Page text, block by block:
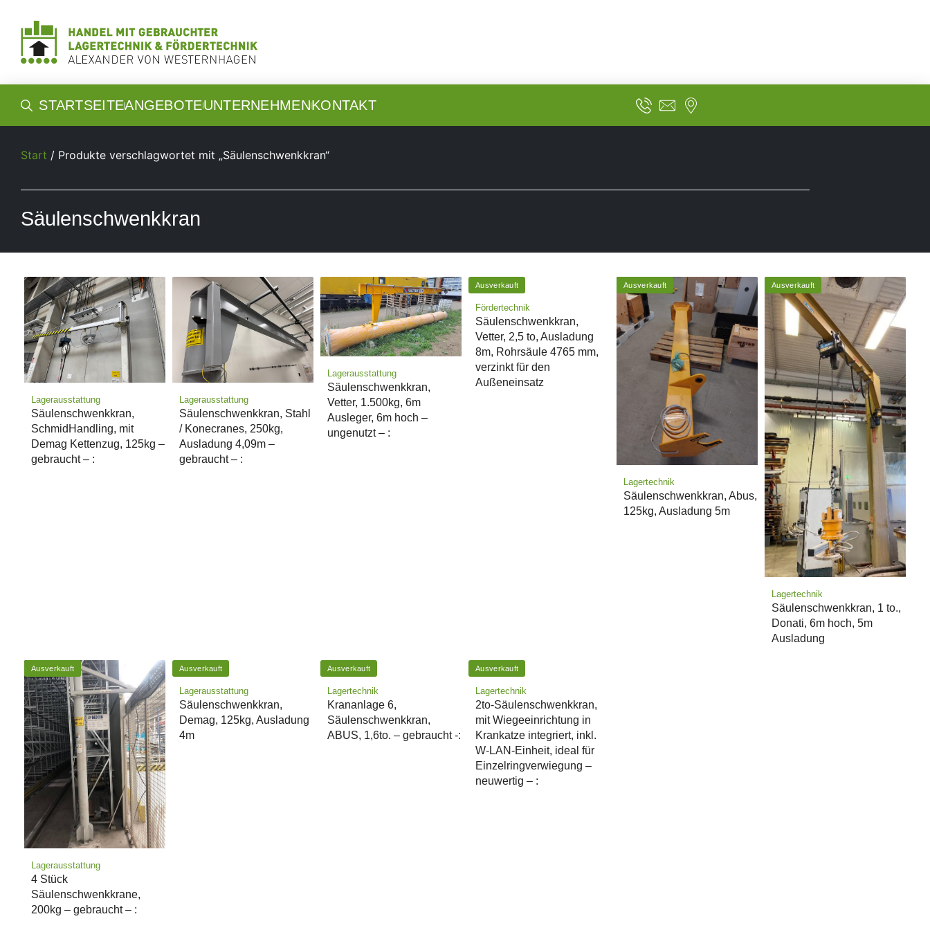
STARTSEITEANGEBOTEUNTERNEHMENKONTAKT
Start / Produkte verschlagwortet mit „Säulenschwenkkran“
Säulenschwenkkran
Lagerausstattung
Säulenschwenkkran,
SchmidHandling, mit
Demag Kettenzug, 125kg –
gebraucht – :
Lagerausstattung
Säulenschwenkkran, Stahl
/ Konecranes, 250kg,
Ausladung 4,09m –
gebraucht – :
Lagerausstattung
Säulenschwenkkran,
Vetter, 1.500kg, 6m
Ausleger, 6m hoch –
ungenutzt – :
Ausverkauft
Fördertechnik
Säulenschwenkkran,
Vetter, 2,5 to, Ausladung
8m, Rohrsäule 4765 mm,
verzinkt für den
Außeneinsatz
Ausverkauft
Lagertechnik
Säulenschwenkkran, Abus,
125kg, Ausladung 5m
Ausverkauft
Lagertechnik
Säulenschwenkkran, 1 to.,
Donati, 6m hoch, 5m
Ausladung
Ausverkauft
Lagerausstattung
4 Stück
Säulenschwenkkrane,
200kg – gebraucht – :
Ausverkauft
Lagerausstattung
Säulenschwenkkran,
Demag, 125kg, Ausladung
4m
Ausverkauft
Lagertechnik
Krananlage 6,
Säulenschwenkkran,
ABUS, 1,6to. – gebraucht -:
Ausverkauft
Lagertechnik
2to-Säulenschwenkkran,
mit Wiegeeinrichtung in
Krankatze integriert, inkl.
W-LAN-Einheit, ideal für
Einzelringverwiegung –
neuwertig – :